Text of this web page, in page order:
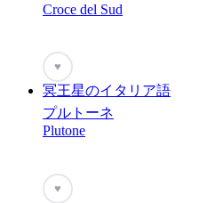
Croce del Sud
♥
冥王星のイタリア語
プルトーネ
Plutone
♥